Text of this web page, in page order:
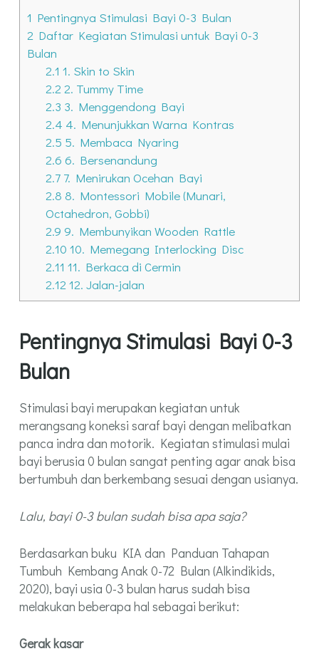
1 Pentingnya Stimulasi Bayi 0-3 Bulan
2 Daftar Kegiatan Stimulasi untuk Bayi 0-3
Bulan
2.1 1. Skin to Skin
2.22. Tummy Time
2.3 3. Menggendong Bayi
2.4 4. Menunjukkan Warna Kontras
2.5 5. Membaca Nyaring
2.6 6. Bersenandung
2.77. Menirukan Ocehan Bayi
2.8 8. Montessori Mobile (Munari,
Octahedron, Gobbi)
2.9 9. Membunyikan Wooden Rattle
2.10 10. Memegang Interlocking Disc
2.11 11. Berkaca di Cermin
2.1212. Jalan-jalan
Pentingnya Stimulasi Bayi 0-3
Bulan
Stimulasi bayi merupakan kegiatan untuk
merangsang koneksi saraf bayi dengan melibatkan
panca indra dan motorik. Kegiatan stimulasi mulai
bayi berusia 0 bulan sangat penting agar anak bisa
bertumbuh dan berkembang sesuai dengan usianya.
Lalu, bayi 0-3 bulan sudah bisa apa saja?
Berdasarkan buku KIA dan Panduan Tahapan
Tumbuh Kembang Anak 0-72 Bulan (Alkindikids,
2020), bayi usia 0-3 bulan harus sudah bisa
melakukan beberapa hal sebagai berikut:
Gerak kasar